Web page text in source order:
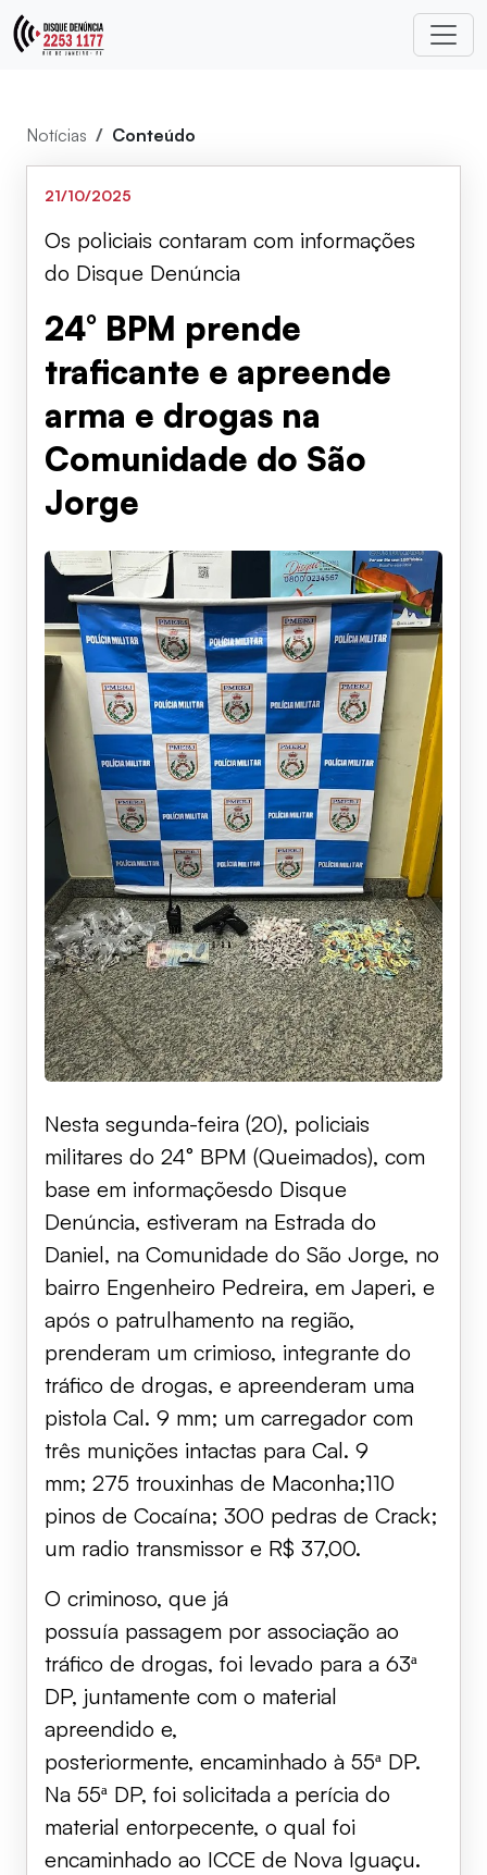
Notícias Conteúdo
21/10/2025
Os policiais contaram com informações
do Disque Denúncia
24° BPM prende
traficante e apreende
arma e drogas na
Comunidade do São
Jorge
Nesta segunda-feira (20), policiais
militares do 24° BPM (Queimados), com
base em informaçõesdo Disque
Denúncia, estiveram na Estrada do
Daniel, na Comunidade do São Jorge, no
bairro Engenheiro Pedreira, em Japeri, e
após o patrulhamento na região,
prenderam um crimioso, integrante do
tráfico de drogas, e apreenderam uma
pistola Cal. 9 mm; um carregador com
três munições intactas para Cal. 9
mm; 275 trouxinhas de Maconha;110
pinos de Cocaína; 300 pedras de Crack;
um radio transmissor e R$ 37,00.
O criminoso, que já
possuía passagem por associação ao
tráfico de drogas, foi levado para a 63ª
DP, juntamente com o material
apreendido e,
posteriormente, encaminhado à 55ª DP.
Na 55ª DP, foi solicitada a perícia do
material entorpecente, o qual foi
encaminhado ao ICCE de Nova Iguaçu.